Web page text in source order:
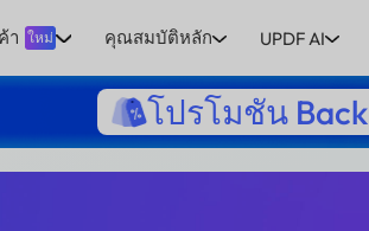
า ใหม่ คุณสมบัติหลัก UPDF AI
โปรโมชัน